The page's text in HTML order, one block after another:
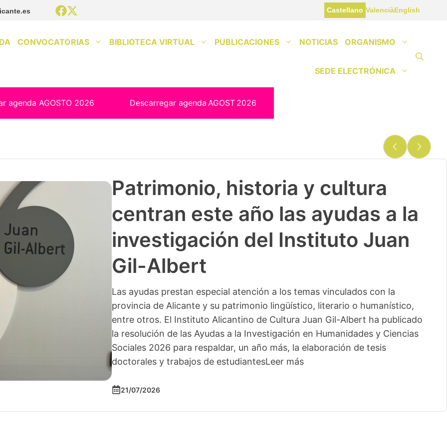
Castellano ValenciàEnglish
CONVOCATORIAS BIBLIOTECA VIRTUAL PUBLICACIONES NOTICIAS ORGANISMO
SEDE ELECTRÓNICA
agenda AGOSTO 2026 Descarregar agenda AGOST 2026
Patrimonio, historia y cultura
centran este año las ayudas a la
investigación del Instituto Juan
Gil-Albert
Las ayudas prestan especial atención a los temas vinculados con la
provincia de Alicante y su patrimonio lingüístico, literario o humanístico,
entre otros. El Instituto Alicantino de Cultura Juan Gil-Albert ha publicado
la resolución de las Ayudas a la Investigación en Humanidades y Ciencias
Sociales 2026 para respaldar, un año más, la elaboración de tesis
doctorales y trabajos de estudiantesLeer más
21/07/2026